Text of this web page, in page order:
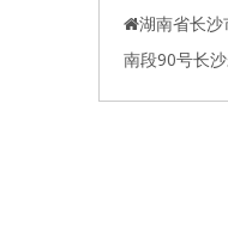
湖南省长
南段90号长